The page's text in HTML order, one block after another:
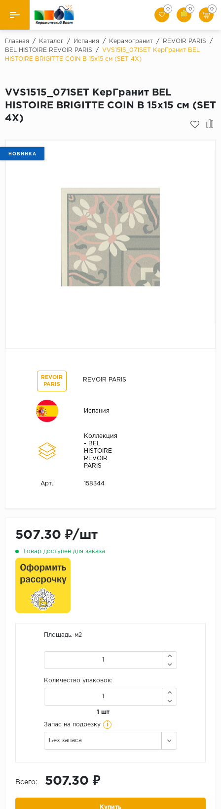
Назад
Производители
Керамогранит
0 0 0
Главная / Каталог / Испания / Керамогранит / REVOIR PARIS
/
BEL HISTOIRE REVOIR PARIS
/
VVS1515_071SET КерГранит BEL
HISTOIRE BRIGITTE COIN B 15x15 см (SET 4X)
VVS1515_071SET КерГранит BEL
HISTOIRE BRIGITTE COIN B 15x15 см (SET
4X)
НОВИНКА
REVOIR
PARIS
REVOIR PARIS
Испания
Коллекция
- BEL
HISTOIRE
REVOIR
PARIS
Арт. 158344
507.30 ₽/шт
Товар доступен для заказа
Площадь, м2
Количество упаковок:
1 шт
Запас на подрезку i
Без запаса
Всего: 507.30 ₽
Купить